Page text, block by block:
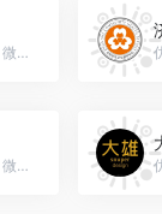
优秀育儿公众号，微信号：gh_269ed6369dfa
优秀育儿公众号，微信号：belemom